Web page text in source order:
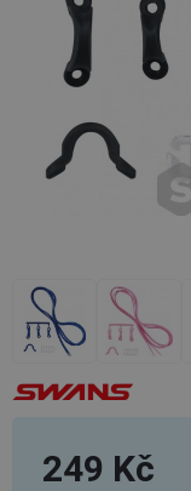
249 Kč